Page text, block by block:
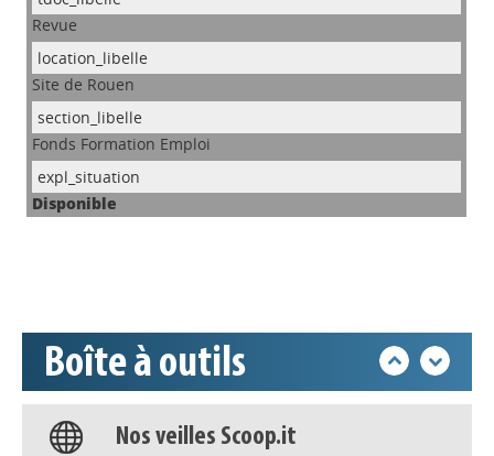
Revue
Site de Rouen
Fonds Formation Emploi
Disponible
Boîte à outils
Appels à projets
Déposer une actu !
Base documentaire
Nos veilles Scoop.it